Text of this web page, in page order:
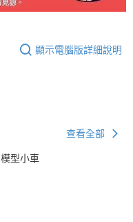
顯示電腦版詳細說明
查看全部
模型小車